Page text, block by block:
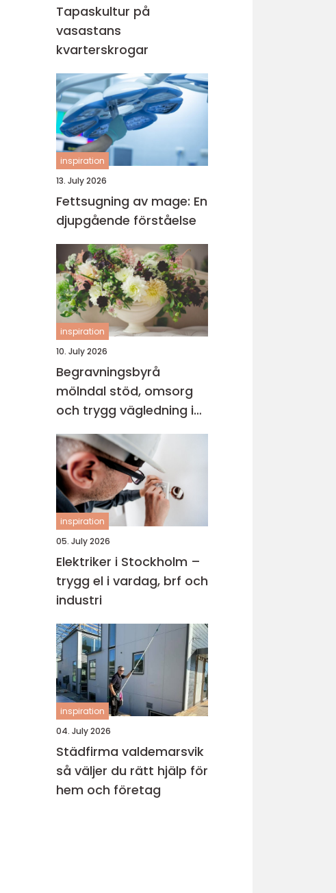
Tapaskultur på
vasastans
kvarterskrogar
inspiration
13. July 2026
Fettsugning av mage: En
djupgående förståelse
inspiration
10. July 2026
Begravningsbyrå
mölndal stöd, omsorg
och trygg vägledning i
en svår tid
inspiration
05. July 2026
Elektriker i Stockholm –
trygg el i vardag, brf och
industri
inspiration
04. July 2026
Städfirma valdemarsvik
så väljer du rätt hjälp för
hem och företag